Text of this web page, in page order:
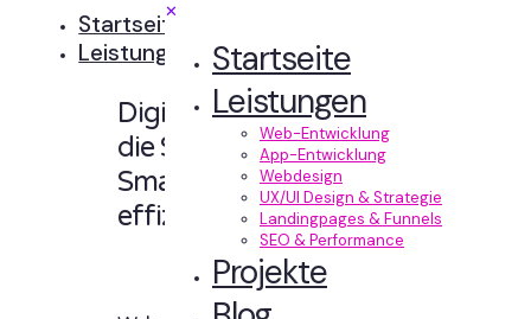
✕
Startseite
Leistungen
Web-Entwicklung
App-Entwicklung
Webdesign
UX/UI Design & Strategie
Landingpages & Funnels
SEO & Performance
Projekte
Startseite
Leistungen
Digitale Erlebnisse,
die Sinn machen.
Smart designt und
effizient entwickelt.